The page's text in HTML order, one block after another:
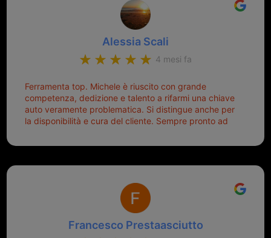
Alessia Scali
4 mesi fa
Ferramenta top. Michele è riuscito con grande
competenza, dedizione e talento a rifarmi una chiave
auto veramente problematica. Si distingue anche per
la disponibilità e cura del cliente. Sempre pronto ad
Francesco Prestaasciutto